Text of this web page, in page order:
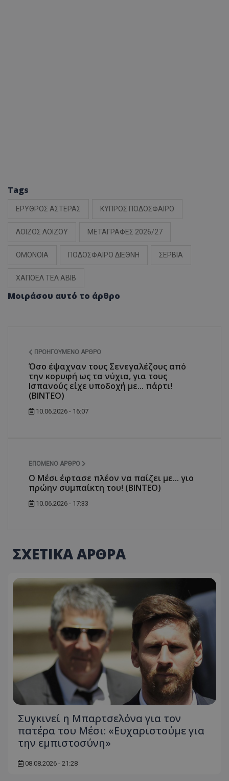
Tags
ΕΡΥΘΡΟΣ ΑΣΤΕΡΑΣ ΚΥΠΡΟΣ ΠΟΔΟΣΦΑΙΡΟ
ΛΟΙΖΟΣ ΛΟΙΖΟΥ ΜΕΤΑΓΡΑΦΕΣ 2026/27
ΟΜΟΝΟΙΑ ΠΟΔΟΣΦΑΙΡΟ ΔΙΕΘΝΗ ΣΕΡΒΙΑ
ΧΑΠΟΕΛ ΤΕΛ ΑΒΙΒ
Μοιράσου αυτό το άρθρο
ΠΡΟΗΓΟΎΜΕΝΟ ΆΡΘΡΟ
Όσο έψαχναν τους Σενεγαλέζους από
την κορυφή ως τα νύχια, για τους
Ισπανούς είχε υποδοχή με... πάρτι!
(ΒΙΝΤΕΟ)
10.06.2026 - 16:07
ΕΠΌΜΕΝΟ ΆΡΘΡΟ
Ο Μέσι έφτασε πλέον να παίζει με... γιο
πρώην συμπαίκτη του! (ΒΙΝΤΕΟ)
10.06.2026 - 17:33
ΣΧΕΤΙΚΑ ΑΡΘΡΑ
Συγκινεί η Μπαρτσελόνα για τον
πατέρα του Μέσι: «Ευχαριστούμε για
την εμπιστοσύνη»
08.08.2026 - 21:28